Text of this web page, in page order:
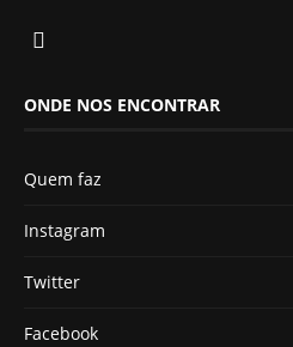
ONDE NOS ENCONTRAR
Quem faz
Instagram
Twitter
Facebook